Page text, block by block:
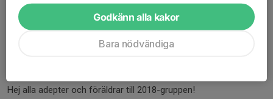
Hej alla adepter och föräldrar till 2018-gruppen!
Godkänn alla kakor
Bara nödvändiga